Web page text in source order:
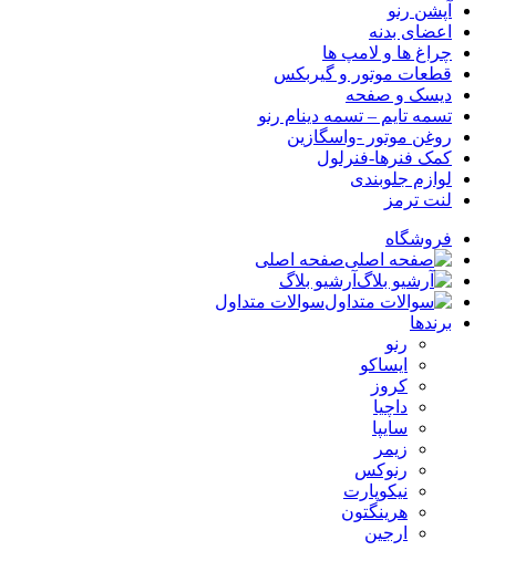
آپشن رنو
اعضای بدنه
چراغ ها و لامپ ها
قطعات موتور و گیربکس
دیسک و صفحه
تسمه تایم – تسمه دینام رنو
روغن موتور -واسگازین
کمک فنرها-فنرلول
لوازم جلوبندی
لنت ترمز
فروشگاه
صفحه اصلی
آرشیو بلاگ
سوالات متداول
برندها
رنو
ایساکو
کروز
داچیا
سایپا
زیمر
رنوکس
نیکوپارت
هرینگتون
ارجین